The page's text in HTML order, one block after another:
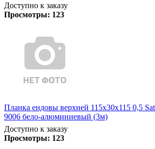
Доступно к заказу
Просмотры: 123
Планка ендовы верхней 115х30х115 0,5
9006 бело-алюминиевый (3м)
Доступно к заказу
Просмотры: 123